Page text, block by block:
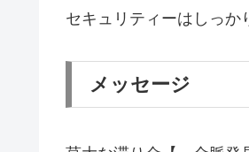
セキュリティーはしっか
メッセージ